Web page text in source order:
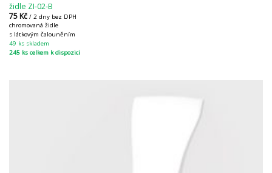
židle ZI-02-B
75Kč / 2 dny bez DPH
chromovaná židle
s látkovým čalouněním
49 ks skladem
245 ks celkem k dispozici